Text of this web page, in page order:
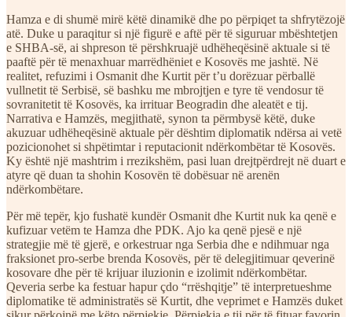
Hamza e di shumë mirë këtë dinamikë dhe po përpiqet ta shfrytëzojë
atë. Duke u paraqitur si një figurë e aftë për të siguruar mbështetjen
e SHBA-së, ai shpreson të përshkruajë udhëheqësinë aktuale si të
paaftë për të menaxhuar marrëdhëniet e Kosovës me jashtë. Në
realitet, refuzimi i Osmanit dhe Kurtit për t’u dorëzuar përballë
vullnetit të Serbisë, së bashku me mbrojtjen e tyre të vendosur të
sovranitetit të Kosovës, ka irrituar Beogradin dhe aleatët e tij.
Narrativa e Hamzës, megjithatë, synon ta përmbysë këtë, duke
akuzuar udhëheqësinë aktuale për dështim diplomatik ndërsa ai vetë
pozicionohet si shpëtimtar i reputacionit ndërkombëtar të Kosovës.
Ky është një mashtrim i rrezikshëm, pasi luan drejtpërdrejt në duart e
atyre që duan ta shohin Kosovën të dobësuar në arenën
ndërkombëtare.
Për më tepër, kjo fushatë kundër Osmanit dhe Kurtit nuk ka qenë e
kufizuar vetëm te Hamza dhe PDK. Ajo ka qenë pjesë e një
strategjie më të gjerë, e orkestruar nga Serbia dhe e ndihmuar nga
fraksionet pro-serbe brenda Kosovës, për të delegjitimuar qeverinë
kosovare dhe për të krijuar iluzionin e izolimit ndërkombëtar.
Qeveria serbe ka festuar hapur çdo “rrëshqitje” të interpretueshme
diplomatike të administratës së Kurtit, dhe veprimet e Hamzës duket